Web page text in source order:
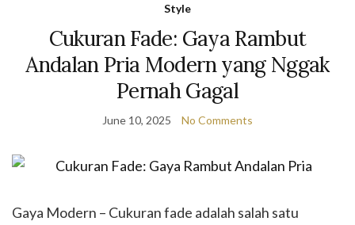
Style
Cukuran Fade: Gaya Rambut
Andalan Pria Modern yang Nggak
Pernah Gagal
June 10, 2025 No Comments
Gaya Modern – Cukuran fade adalah salah satu